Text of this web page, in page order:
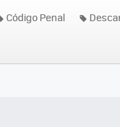
Código Penal